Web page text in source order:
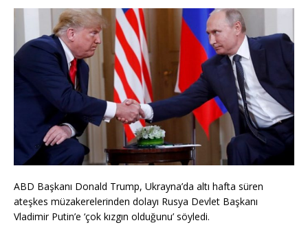
ABD Başkanı Donald Trump, Ukrayna’da altı hafta süren
ateşkes müzakerelerinden dolayı Rusya Devlet Başkanı
Vladimir Putin’e ‘çok kızgın olduğunu’ söyledi.